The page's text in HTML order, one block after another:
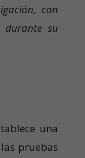
con
durante su
una
pruebas